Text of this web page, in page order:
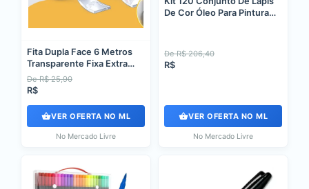
Fita Dupla Face 6 Metros
Transparente Fixa Extra
Forte Nano Transparente
Lisa
De R$ 25,90
R$
VER OFERTA NO ML
No Mercado Livre
De Cor Óleo Para Pintura
De R$ 206,40
R$
VER OFERTA NO ML
No Mercado Livre